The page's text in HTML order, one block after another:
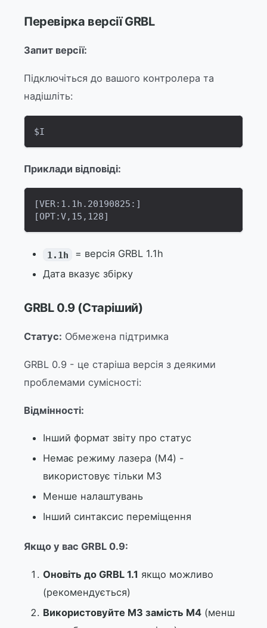
Перевірка версії GRBL
Запит версії:
Підключіться до вашого контролера та
надішліть:
$I
Приклади відповіді:
[VER:1.1h.20190825:]
[OPT:V,15,128]
1.1h
= версія GRBL 1.1h
Дата вказує збірку
GRBL 0.9 (Старіший)
Статус: Обмежена підтримка
GRBL 0.9 - це старіша версія з деякими
проблемами сумісності:
Відмінності:
Інший формат звіту про статус
Немає режиму лазера (M4) -
використовує тільки M3
Менше налаштувань
Інший синтаксис переміщення
Якщо у вас GRBL 0.9:
Оновіть до GRBL 1.1 якщо можливо
(рекомендується)
Використовуйте M3 замість M4 (менш